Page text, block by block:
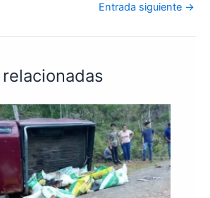
Entrada siguiente →